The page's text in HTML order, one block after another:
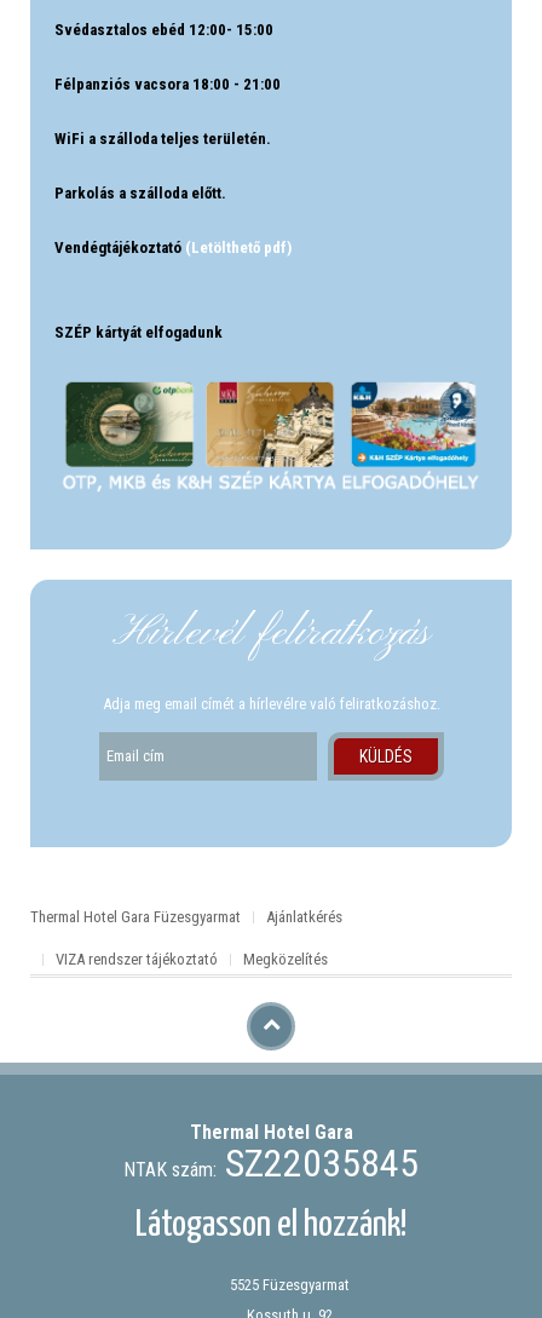
Svédasztalos ebéd 12:00- 15:00
Félpanziós vacsora 18:00 - 21:00
WiFi a szálloda teljes területén.
Parkolás a szálloda előtt.
Vendégtájékoztató (Letölthető pdf)
SZÉP kártyát elfogadunk
Hírlevél felíratkozás
Adja meg email címét a hírlevélre való feliratkozáshoz.
Thermal Hotel Gara Füzesgyarmat Ajánlatkérés
VIZA rendszer tájékoztató Megközelítés
Thermal Hotel Gara
NTAK szám: SZ22035845
Látogasson el hozzánk!
5525 Füzesgyarmat